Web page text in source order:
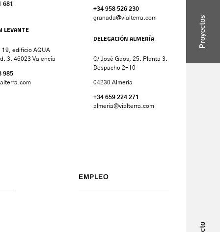
Proyectos
681
LEVANTE
19, edificio AQUA
3. 46023 Valencia
985
+34 958 526 230
granada@vialterra.com
DELEGACIÓN ALMERÍA
C/ José Gaos, 25. Planta 3.
Despacho 2-10
04230 Almería
+34 659 224 271
almeria@vialterra.com
EMPLEO